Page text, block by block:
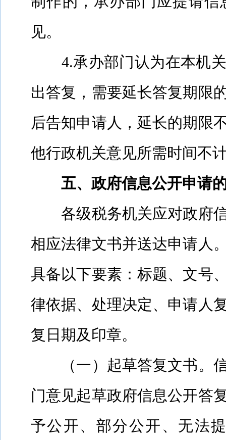
见。
4.承办部门认为在本机
出答复，需要延长答复期限
后告知申请人，延长的期限
他行政机关意见所需时间不
五、政府信息公开申请
各级税务机关应对政府
相应法律文书并送达申请人
具备以下要素：标题、文号
律依据、处理决定、申请人
复日期及印章。
（一）起草答复文书。
门意见起草政府信息公开答
予公开、部分公开、无法